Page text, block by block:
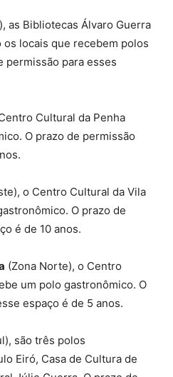
as Bibliotecas Álvaro Guerra
os locais que recebem polos
permissão para esses
Cultural da Penha
O prazo de permissão
o Centro Cultural da Vila
O prazo de
é de 10 anos.
(Zona Norte), o Centro
um polo gastronômico. O
espaço é de 5 anos.
são três polos
Eiró, Casa de Cultura de